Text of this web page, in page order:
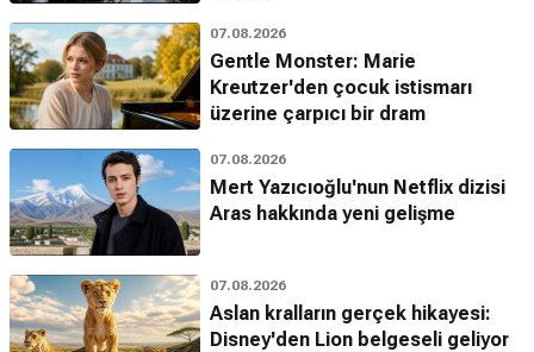
07.08.2026
Gentle Monster: Marie
Kreutzer'den çocuk istismarı
üzerine çarpıcı bir dram
07.08.2026
Mert Yazıcıoğlu'nun Netflix dizisi
Aras hakkında yeni gelişme
07.08.2026
Aslan kralların gerçek hikayesi:
Disney'den Lion belgeseli geliyor